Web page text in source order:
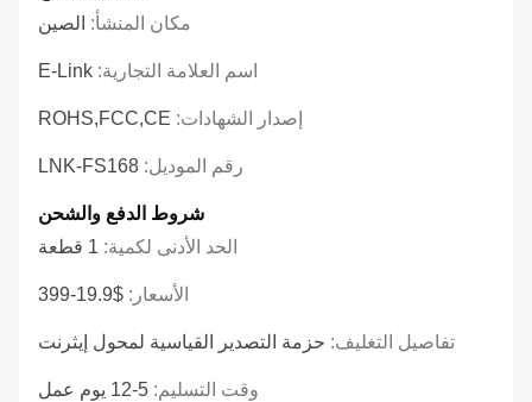
مكان المنشأ: الصين
اسم العلامة التجارية: E-Link
إصدار الشهادات: ROHS,FCC,CE
رقم الموديل: LNK-FS168
شروط الدفع والشحن
الحد الأدنى لكمية: 1 قطعة
الأسعار: $19.9-399
تفاصيل التغليف: حزمة التصدير القياسية لمحول إيثرنت
وقت التسليم: 5-12 يوم عمل